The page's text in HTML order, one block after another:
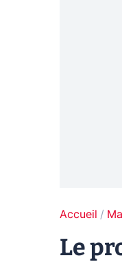
Accueil
Le